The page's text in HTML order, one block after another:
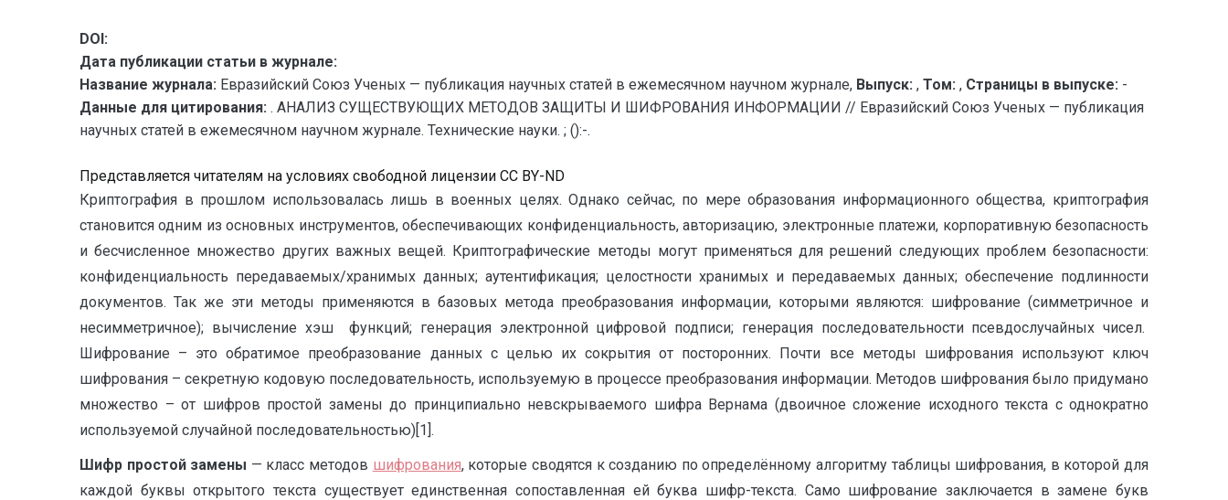
DOI:
Дата публикации статьи в журнале:
Название журнала: Евразийский Союз Ученых — публикация научных статей в ежемесячном научном журнале, Выпуск: , Том: , Страницы в выпуске: -
Данные для цитирования: . АНАЛИЗ СУЩЕСТВУЮЩИХ МЕТОДОВ ЗАЩИТЫ И ШИФРОВАНИЯ ИНФОРМАЦИИ // Евразийский Союз Ученых — публикация
научных статей в ежемесячном научном журнале. Технические науки. ; ():-.
Представляется читателям на условиях свободной лицензии CC BY-ND
Криптография в прошлом использовалась лишь в военных целях. Однако сейчас, по мере образования информационного общества, криптография
становится одним из основных инструментов, обеспечивающих конфиденциальность, авторизацию, электронные платежи, корпоративную безопасность
и бесчисленное множество других важных вещей. Криптографические методы могут применяться для решений следующих проблем безопасности:
конфиденциальность передаваемых/хранимых данных; аутентификация; целостности хранимых и передаваемых данных; обеспечение подлинности
документов. Так же эти методы применяются в базовых метода преобразования информации, которыми являются: шифрование (симметричное и
несимметричное); вычисление хэш функций; генерация электронной цифровой подписи; генерация последовательности псевдослучайных чисел.
Шифрование – это обратимое преобразование данных с целью их сокрытия от посторонних. Почти все методы шифрования используют ключ
шифрования – секретную кодовую последовательность, используемую в процессе преобразования информации. Методов шифрования было придумано
множество – от шифров простой замены до принципиально невскрываемого шифра Вернама (двоичное сложение исходного текста с однократно
используемой случайной последовательностью)[1].
Шифр простой замены — класс методов шифрования, которые сводятся к созданию по определённому алгоритму таблицы шифрования, в которой для
каждой буквы открытого текста существует единственная сопоставленная ей буква шифр-текста. Само шифрование заключается в замене букв